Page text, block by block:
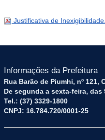
Justificativa de
Informações da Prefeitura
Rua Barão de Piumhi, nº 121,
De segunda a sexta-feira, das
Tel.: (37) 3329-1800
CNPJ: 16.784.720/0001-25